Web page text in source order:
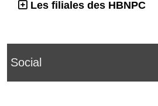
Les filiales des HBNPC
Social